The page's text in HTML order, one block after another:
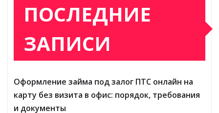
ПОСЛЕДНИЕ
ЗАПИСИ
Оформление займа под залог ПТС онлайн на
карту без визита в офис: порядок, требования
и документы